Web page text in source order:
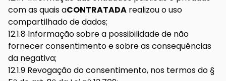
com as quais aCONTRATADA realizou o uso
compartilhado de dados;
12.1.8 Informação sobre a possibilidade de não
fornecer consentimento e sobre as consequências
da negativa;
12.1.9 Revogação do consentimento, nos termos do §